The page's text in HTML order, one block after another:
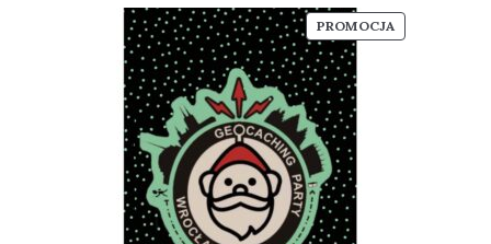
PROMOCJAPRODUKT
W